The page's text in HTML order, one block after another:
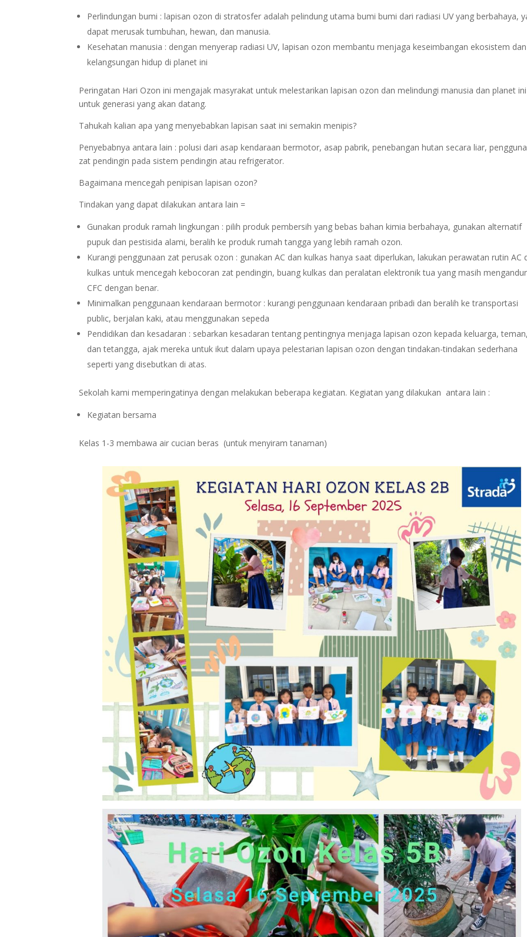
Perlindungan bumi : lapisan ozon di stratosfer adalah pelindung utama bumi bumi dari radiasi UV yang berbahaya,
dapat merusak tumbuhan, hewan, dan manusia.
Kesehatan manusia : dengan menyerap radiasi UV, lapisan ozon membantu menjaga keseimbangan ekosistem dan
kelangsungan hidup di planet ini
Peringatan Hari Ozon ini mengajak masyrakat untuk melestarikan lapisan ozon dan melindungi manusia dan planet ini
untuk generasi yang akan datang.
Tahukah kalian apa yang menyebabkan lapisan saat ini semakin menipis?
Penyebabnya antara lain : polusi dari asap kendaraan bermotor, asap pabrik, penebangan hutan secara liar,
zat pendingin pada sistem pendingin atau refrigerator.
Bagaimana mencegah penipisan lapisan ozon?
Tindakan yang dapat dilakukan antara lain =
Gunakan produk ramah lingkungan : pilih produk pembersih yang bebas bahan kimia berbahaya, gunakan alternatif
pupuk dan pestisida alami, beralih ke produk rumah tangga yang lebih ramah ozon.
Kurangi penggunaan zat perusak ozon : gunakan AC dan kulkas hanya saat diperlukan, lakukan perawatan rutin AC
kulkas untuk mencegah kebocoran zat pendingin, buang kulkas dan peralatan elektronik tua yang masih
CFC dengan benar.
Minimalkan penggunaan kendaraan bermotor : kurangi penggunaan kendaraan pribadi dan beralih ke transportasi
public, berjalan kaki, atau menggunakan sepeda
Pendidikan dan kesadaran : sebarkan kesadaran tentang pentingnya menjaga lapisan ozon kepada keluarga,
dan tetangga, ajak mereka untuk ikut dalam upaya pelestarian lapisan ozon dengan tindakan-tindakan sederhana
seperti yang disebutkan di atas.
Sekolah kami memperingatinya dengan melakukan beberapa kegiatan. Kegiatan yang dilakukan antara lain :
Kegiatan bersama
Kelas 1-3 membawa air cucian beras (untuk menyiram tanaman)